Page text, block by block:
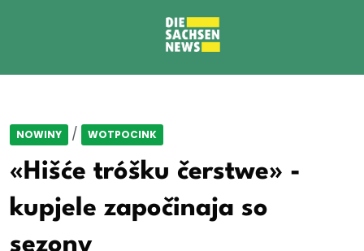
NOWINY / WOTPOCINK
«Hišće tróšku čerstwe» -
kupjele započinaja so
sezony